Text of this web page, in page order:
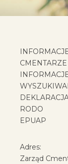
RODO
EPUAP
Adres:
Zarząd